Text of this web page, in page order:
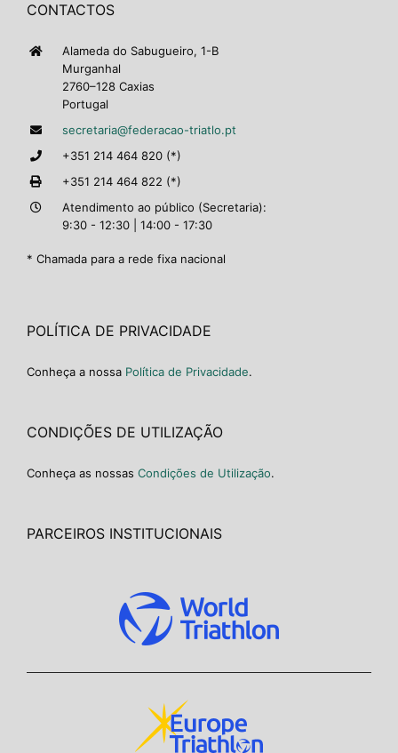
CONTACTOS
Alameda do Sabugueiro, 1-B
Murganhal
2760–128 Caxias
Portugal
secretaria@federacao-triatlo.pt
+351 214 464 820 (*)
+351 214 464 822 (*)
Atendimento ao público (Secretaria):
9:30 - 12:30 | 14:00 - 17:30
* Chamada para a rede fixa nacional
POLÍTICA DE PRIVACIDADE
Conheça a nossa Política de Privacidade.
CONDIÇÕES DE UTILIZAÇÃO
Conheça as nossas Condições de Utilização.
PARCEIROS INSTITUCIONAIS